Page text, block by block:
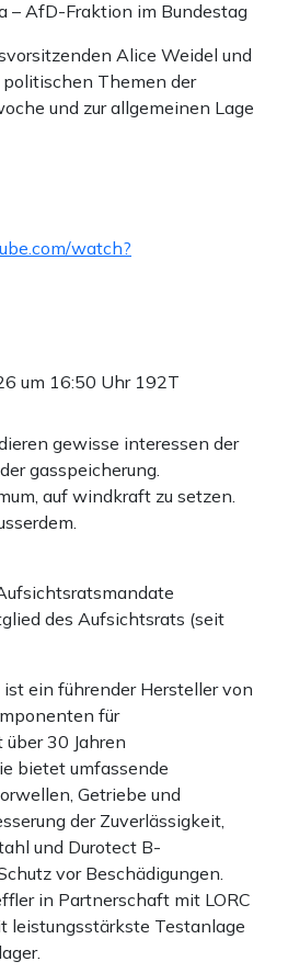
– AfD-Fraktion im Bundestag
Alice Weidel und
politischen Themen der
und zur allgemeinen Lage
watch?
um 16:50 Uhr 192T
gewisse interessen der
gasspeicherung.
auf windkraft zu setzen.
des Aufsichtsrats (seit
ein führender Hersteller von
für
30 Jahren
bietet umfassende
Getriebe und
der Zuverlässigkeit,
und Durotect B-
vor Beschädigungen.
in Partnerschaft mit LORC
leistungsstärkste Testanlage